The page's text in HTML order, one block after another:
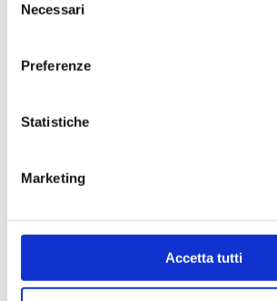
delNecessari
Preferenze
Statistiche
Marketing
Accetta tutti